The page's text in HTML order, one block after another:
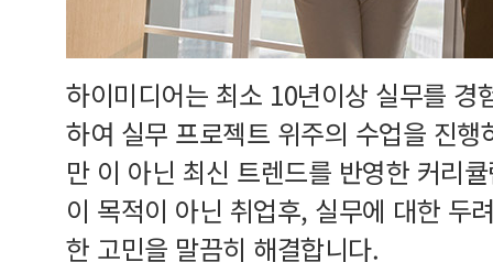
하이미디어는 최소 10년이상 실무를 경
하여 실무 프로젝트 위주의 수업을 진
만 이 아닌 최신 트렌드를 반영한 커리
이 목적이 아닌 취업후, 실무에 대한 두
한 고민을 말끔히 해결합니다.